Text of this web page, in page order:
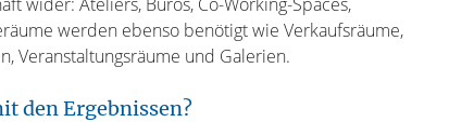
werden ebenso benötigt wie Verkaufsräume,
Veranstaltungsräume und Galerien.
den Ergebnissen?